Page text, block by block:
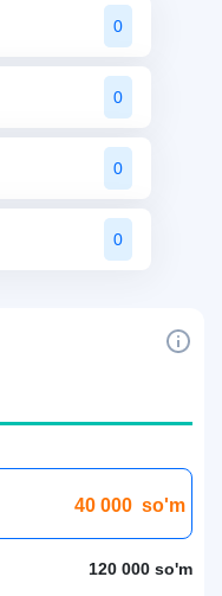
0
0
0
0
40 000 so'm
120 000 so'm